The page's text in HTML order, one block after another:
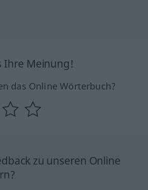
Ihre Meinung!
das Online Wörterbuch?
zu unseren Online